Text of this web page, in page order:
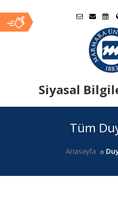
Siyasal
Tüm
Anasayfa